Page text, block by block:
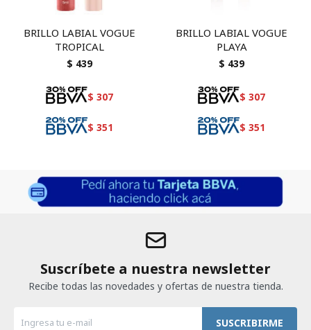
BRILLO LABIAL VOGUE
TROPICAL
$ 439
$ 307
$ 351
BRILLO LABIAL VOGUE
PLAYA
$ 439
$ 307
$ 351
Suscríbete a nuestra newsletter
Recibe todas las novedades y ofertas de nuestra tienda.
SUSCRIBIRME